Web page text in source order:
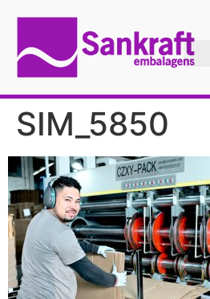
SIM_5850